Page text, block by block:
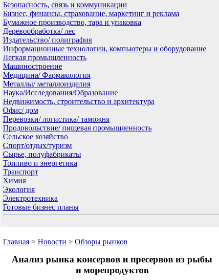
Безопасность, связь и коммуникации
Бизнес, финансы, страхование, маркетинг и реклама
Бумажное производство, тара и упаковка
Деревообработка/ лес
Издательство/ полиграфия
Информационные технологии, компьютеры и оборудование
Легкая промышленность
Машиностроение
Медицина/ Фармакология
Металлы/ металлоизделия
Наука/Исследования/Образование
Недвижимость, строительство и архитектура
Офис/ дом
Перевозки/ логистика/ таможня
Продовольствие/ пищевая промышленность
Сельское хозяйство
Спорт/отдых/туризм
Сырье, полуфабрикаты
Топливо и энергетика
Транспорт
Химия
Экология
Электротехника
Готовые бизнес планы
Главная > Новости > Обзоры рынков
Анализ рынка консервов и пресервов из рыбы
и морепродуктов